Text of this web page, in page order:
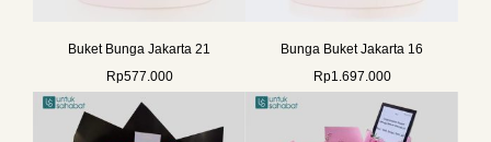
Buket Bunga Jakarta 21
Rp577.000
Bunga Buket Jakarta 16
Rp1.697.000